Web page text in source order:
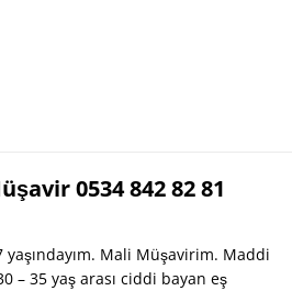
0534 842 82 81
Mali Müşavirim. Maddi
– 35 yaş arası ciddi bayan eş